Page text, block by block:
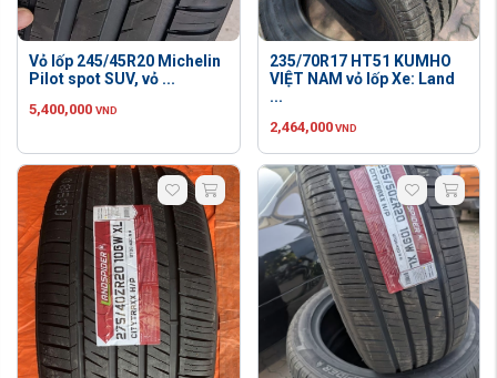
Vỏ lốp 245/45R20 Michelin
Pilot spot SUV, vỏ ...
5,400,000 VND
235/70R17 HT51 KUMHO
VIỆT NAM vỏ lốp Xe: Land
...
2,464,000 VND